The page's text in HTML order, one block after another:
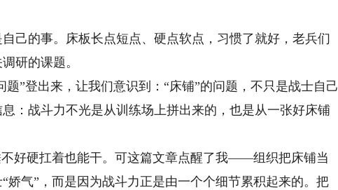
的事。床板长点短点、硬点软点，习惯了就好，老兵们
研的课题。
”登出来，让我们意识到：“床铺”的问题，不只是战士自己
：战斗力不光是从训练场上拼出来的，也是从一张好床铺
好硬扛着也能干。可这篇文章点醒了我——组织把床铺当
娇气”，而是因为战斗力正是由一个个细节累积起来的。把